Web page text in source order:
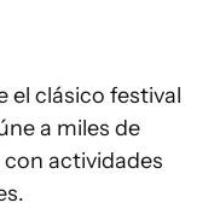
el clásico festival
a miles de
actividades